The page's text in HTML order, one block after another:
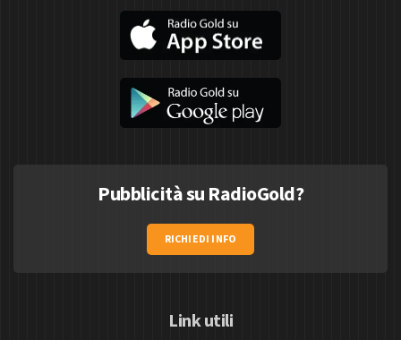
Pubblicità su RadioGold?
RICHIEDI INFO
Link utili